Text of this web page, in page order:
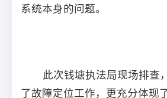
系统本身的问题。
此次钱塘执法局现场排查
了故障定位工作，更充分体现